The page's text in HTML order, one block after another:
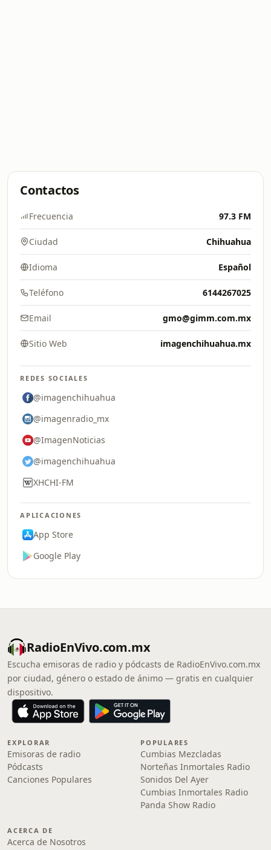
Contactos
Frecuencia 97.3 FM
Ciudad Chihuahua
Idioma Español
Teléfono 6144267025
Email gmo@gimm.com.mx
Sitio Web imagenchihuahua.mx
REDES SOCIALES
@imagenchihuahua
@imagenradio_mx
@ImagenNoticias
@imagenchihuahua
XHCHI-FM
APLICACIONES
App Store
Google Play
RadioEnVivo.com.mx
Escucha emisoras de radio y pódcasts de RadioEnVivo.com.mx
por ciudad, género o estado de ánimo — gratis en cualquier
dispositivo.
EXPLORAR
Emisoras de radio
Pódcasts
Canciones Populares
POPULARES
Cumbias Mezcladas
Norteñas Inmortales Radio
Sonidos Del Ayer
Cumbias Inmortales Radio
Panda Show Radio
ACERCA DE
Acerca de Nosotros